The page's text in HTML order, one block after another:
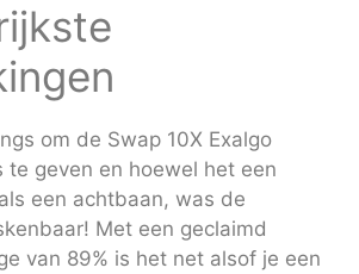
om de Swap 10X Exalgo
te geven en hoewel het een
een achtbaan, was de
Met een geclaimd
van 89% is het net alsof je een